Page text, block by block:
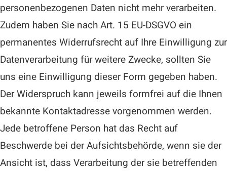
personenbezogenen Daten nicht mehr verarbeiten.
Zudem haben Sie nach Art. 15 EU-DSGVO ein
permanentes Widerrufsrecht auf Ihre Einwilligung zur
Datenverarbeitung für weitere Zwecke, sollten Sie
uns eine Einwilligung dieser Form gegeben haben.
Der Widerspruch kann jeweils formfrei auf die Ihnen
bekannte Kontaktadresse vorgenommen werden.
Jede betroffene Person hat das Recht auf
Beschwerde bei der Aufsichtsbehörde, wenn sie der
Ansicht ist, dass Verarbeitung der sie betreffenden